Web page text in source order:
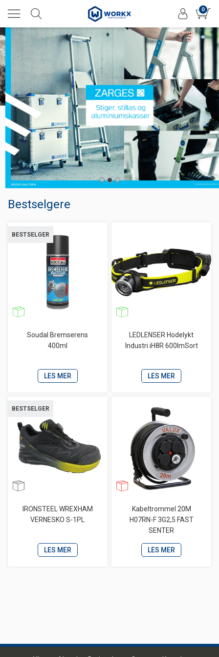
0
Bestselgere
BESTSELGER
Soudal Bremserens
400ml
LES MER
LEDLENSER Hodelykt
Industri iH8R 600lmSort
LES MER
BESTSELGER
IRONSTEEL WREXHAM
VERNESKO S-1PL
LES MER
Kabeltrommel 20M
H07RN-F 3G2,5 FAST
SENTER
LES MER